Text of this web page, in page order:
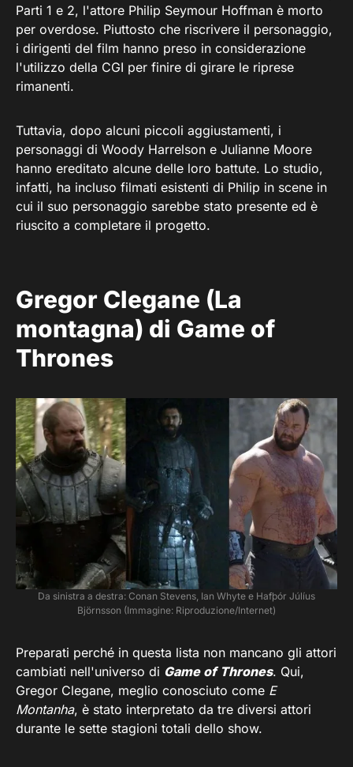
Parti 1 e 2, l'attore Philip Seymour Hoffman è morto
per overdose. Piuttosto che riscrivere il personaggio,
i dirigenti del film hanno preso in considerazione
l'utilizzo della CGI per finire di girare le riprese
rimanenti.
Tuttavia, dopo alcuni piccoli aggiustamenti, i
personaggi di Woody Harrelson e Julianne Moore
hanno ereditato alcune delle loro battute. Lo studio,
infatti, ha incluso filmati esistenti di Philip in scene in
cui il suo personaggio sarebbe stato presente ed è
riuscito a completare il progetto.
Gregor Clegane (La
montagna) di Game of
Thrones
Da sinistra a destra: Conan Stevens, Ian Whyte e Hafþór Júlíus
Björnsson (Immagine: Riproduzione/Internet)
Preparati perché in questa lista non mancano gli attori
cambiati nell'universo di Game of Thrones. Qui,
Gregor Clegane, meglio conosciuto come E
Montanha, è stato interpretato da tre diversi attori
durante le sette stagioni totali dello show.